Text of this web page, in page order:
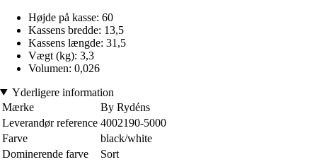
Højde på kasse: 60
Kassens bredde: 13,5
Kassens længde: 31,5
Vægt (kg): 3,3
Volumen: 0,026
Yderligere information
Mærke
By Rydéns
Leverandør reference 4002190-5000
Farve
black/white
Dominerende farve
Sort